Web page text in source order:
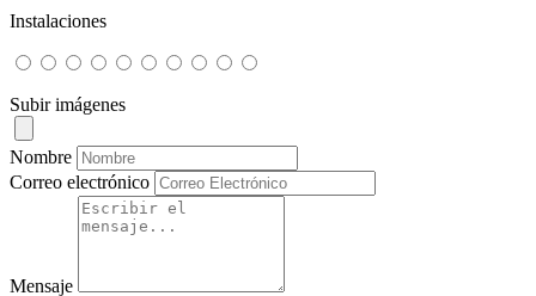
Instalaciones
Subir imágenes
Nombre
Correo electrónico
Mensaje